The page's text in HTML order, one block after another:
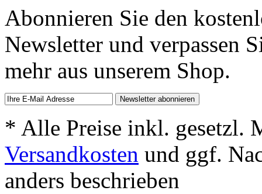
Abonnieren Sie den
Newsletter und verpassen
mehr aus unserem Shop.
* Alle Preise inkl. gesetzl.
Versandkosten und ggf.
anders beschrieben